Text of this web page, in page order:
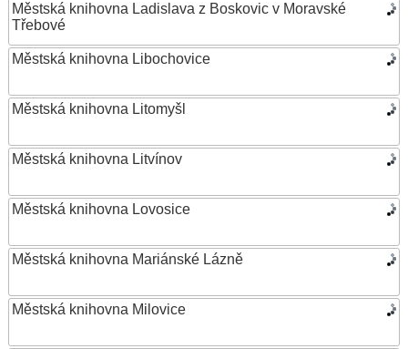
Městská knihovna Ladislava z Boskovic v Moravské
Třebové
Městská knihovna Libochovice
Městská knihovna Litomyšl
Městská knihovna Litvínov
Městská knihovna Lovosice
Městská knihovna Mariánské Lázně
Městská knihovna Milovice